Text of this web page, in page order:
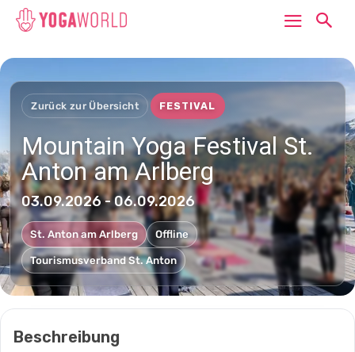
Zurück zur Übersicht FESTIVAL
Mountain Yoga Festival St.
Anton am Arlberg
03.09.2026 - 06.09.2026
St. Anton am Arlberg Offline
Tourismusverband St. Anton
Beschreibung